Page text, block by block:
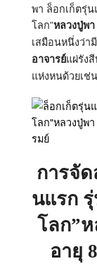
พา ล็อกเก็ตรุ่น
โลก”หลวงปู่พา
เสมือนหนึ่งว่า
อาจารย์แผ่รัง
แห่งหนด้วยเช่
การจัด
นแรก
โลก”
อายุ